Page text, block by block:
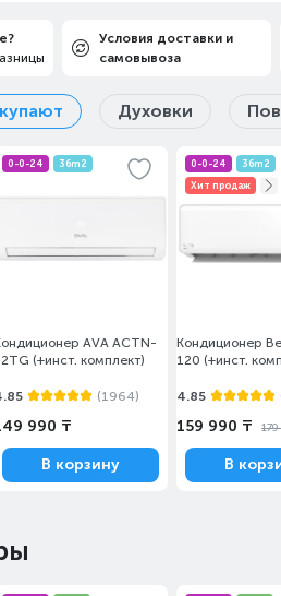
Условия доставки и
самовывоза
Духовки
0-0-24 36m2
AVA ACTN-
(+инст. комплект)
(1964)
990 ₸
В корзину
0-0-24
36m2
Хит продаж
Кондиционер
120 (+инст.
4.85
159 990 ₸
В